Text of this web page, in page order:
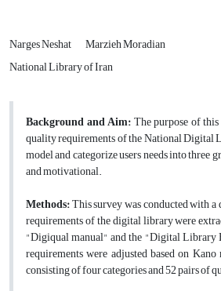
Narges Neshat
Marzieh Moradian
National Library of Iran
Background and Aim:The purpose of
quality requirements of the National Digital
model and categorize users needs into three
and motivational.
Methods:This survey was conducted with
requirements of the digital library were
"Digiqual manual" and the "Digital Library
requirements were adjusted based on
consisting of four categories and 52 pairs of